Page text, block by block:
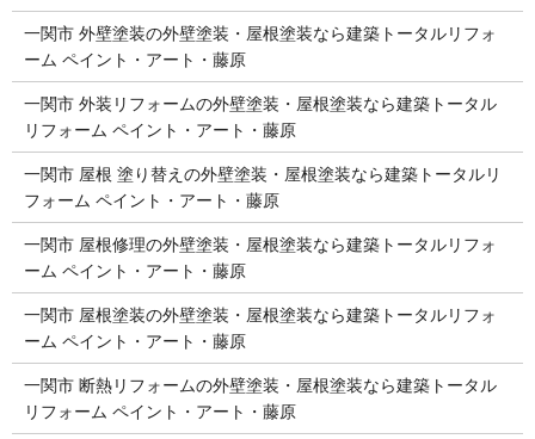
一関市 外壁塗装の外壁塗装・屋根塗装なら建築トータルリフォ
ーム ペイント・アート・藤原
一関市 外装リフォームの外壁塗装・屋根塗装なら建築トータル
リフォーム ペイント・アート・藤原
一関市 屋根 塗り替えの外壁塗装・屋根塗装なら建築トータルリ
フォーム ペイント・アート・藤原
一関市 屋根修理の外壁塗装・屋根塗装なら建築トータルリフォ
ーム ペイント・アート・藤原
一関市 屋根塗装の外壁塗装・屋根塗装なら建築トータルリフォ
ーム ペイント・アート・藤原
一関市 断熱リフォームの外壁塗装・屋根塗装なら建築トータル
リフォーム ペイント・アート・藤原